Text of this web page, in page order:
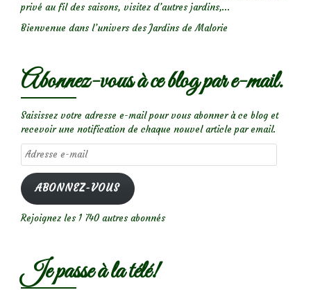
privé au fil des saisons, visitez d’autres jardins,...
Bienvenue dans l’univers des Jardins de Malorie
Abonnez-vous à ce blog par e-mail.
Saisissez votre adresse e-mail pour vous abonner à ce blog et
recevoir une notification de chaque nouvel article par email.
Adresse
e-
mail
ABONNEZ-VOUS
Rejoignez les 1 740 autres abonnés
Je passe à la télé!